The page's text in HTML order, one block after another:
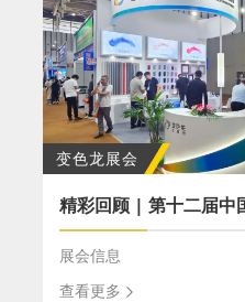
变色龙展会
精彩回顾 | 第十二届中国系统门窗·移门博览会、第九届中
展会信息
查看更多